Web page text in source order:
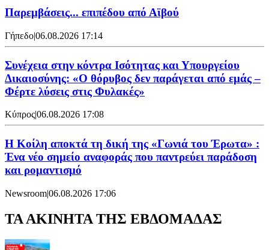
Παρεμβάσεις... επιπέδου από Αϊβού
Γήπεδο|06.08.2026 17:14
Συνέχεια στην κόντρα Ισότητας και Υπουργείου
Δικαιοσύνης: «Ο θόρυβος δεν παράγεται από εμάς –
Φέρτε λύσεις στις Φυλακές»
Κύπρος|06.08.2026 17:08
Η Κοίλη αποκτά τη δική της «Γωνιά του Έρωτα» :
Ένα νέο σημείο αναφοράς που παντρεύει παράδοση
και ρομαντισμό
Newsroom|06.08.2026 17:06
ΤΑ ΑΚΙΝΗΤΑ ΤΗΣ ΕΒΔΟΜΑΔΑΣ